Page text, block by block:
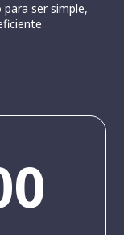
para ser simple,